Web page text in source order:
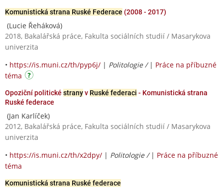
Komunistická strana Ruské Federace (2008 - 2017)
(Lucie Řeháková)
2018, Bakalářská práce, Fakulta sociálních studií / Masarykova
univerzita
• https://is.muni.cz/th/pyp6j/ | Politologie / | Práce na příbuzné
téma
Opoziční politické stranyv Ruské federaci - Komunistická strana
Ruské federace
(Jan Karlíček)
2012, Bakalářská práce, Fakulta sociálních studií / Masarykova
univerzita
• https://is.muni.cz/th/x2dpy/ | Politologie / | Práce na příbuzné
téma
Komunistická strana Ruské federace